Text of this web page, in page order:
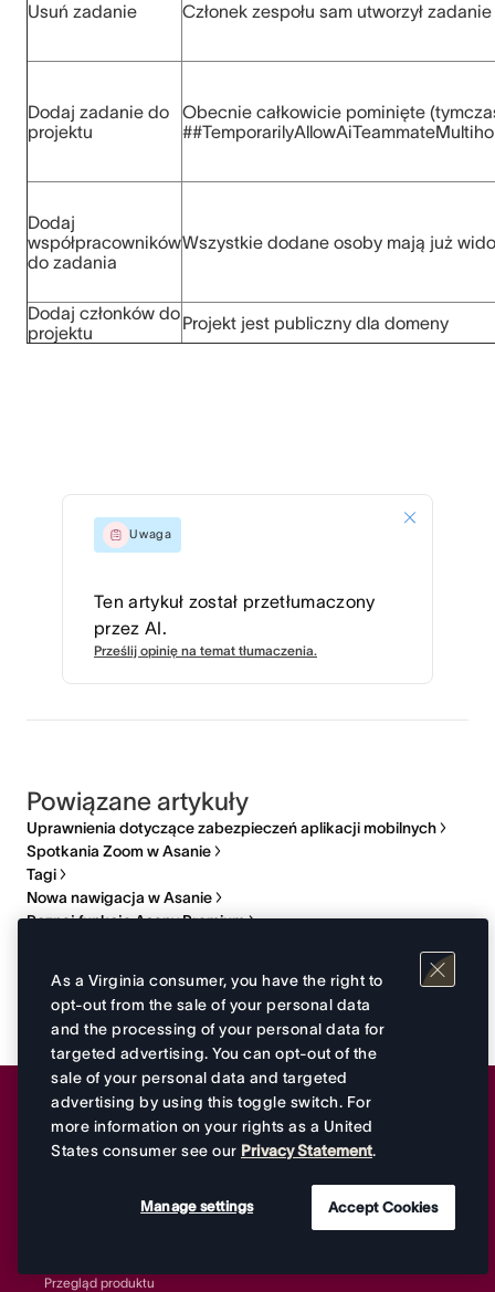
Usuń zadanie Członek zespołu sam utworzył zadanie
Dodaj zadanie do
projektu
Obecnie całkowicie pominięte
Dodaj
współpracowników
do zadania
Wszystkie dodane osoby mają już
Dodaj członków do
projektu
Projekt jest publiczny dla domeny
Uwaga
Ten artykuł został przetłumaczony
przez AI.
Prześlij opinię na temat tłumaczenia.
Powiązane artykuły
Uprawnienia dotyczące zabezpieczeń aplikacji mobilnych
Spotkania Zoom w Asanie
Tagi
Nowa nawigacja w Asanie
Poznaj funkcje Asany Premium
Asana
home
Przegląd produktu
As a Virginia consumer, you have the right to
opt-out from the sale of your personal data
and the processing of your personal data for
targeted advertising. You can opt-out of the
sale of your personal data and targeted
advertising by using this toggle switch. For
more information on your rights as a United
States consumer see our Privacy Statement.
Manage settings Accept Cookies